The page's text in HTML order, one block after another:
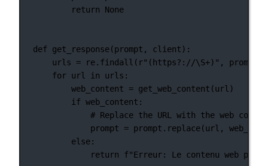
return
None
def get_response(prompt, client):
urls = re.findall( r" (https? ://\S+) " , prompt)
for url in urls:
web_content = get_web_content(url)
if web_content:
# Replace the URL with the web
prompt = prompt.replace(url,
else:
return
f"Erreur: Le contenu web pour